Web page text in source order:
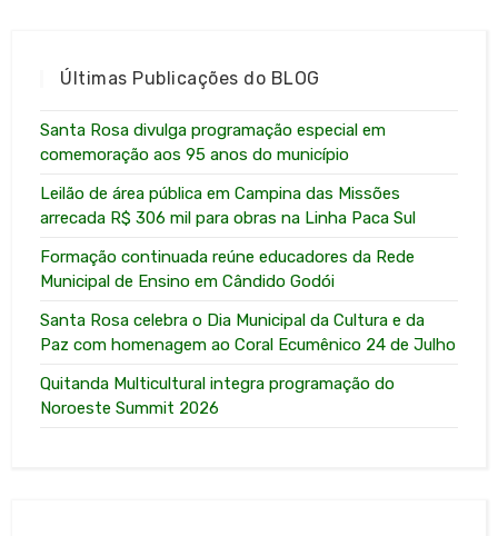
Últimas Publicações do BLOG
Santa Rosa divulga programação especial em
comemoração aos 95 anos do município
Leilão de área pública em Campina das Missões
arrecada R$ 306 mil para obras na Linha Paca Sul
Formação continuada reúne educadores da Rede
Municipal de Ensino em Cândido Godói
Santa Rosa celebra o Dia Municipal da Cultura e da
Paz com homenagem ao Coral Ecumênico 24 de Julho
Quitanda Multicultural integra programação do
Noroeste Summit 2026